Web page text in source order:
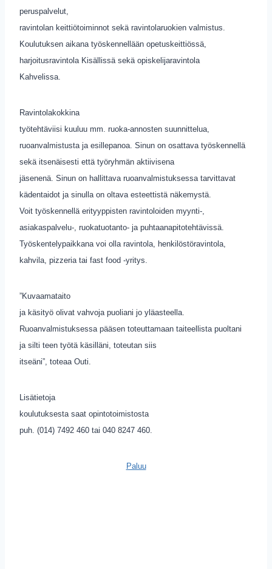
peruspalvelut,
ravintolan keittiötoiminnot sekä ravintolaruokien valmistus.
Koulutuksen aikana työskennellään opetuskeittiössä,
harjoitusravintola Kisällissä sekä opiskelijaravintola
Kahvelissa.
Ravintolakokkina
työtehtäviisi kuuluu mm. ruoka-annosten suunnittelua,
ruoanvalmistusta ja esillepanoa. Sinun on osattava työskennellä
sekä itsenäisesti että työryhmän aktiivisena
jäsenenä. Sinun on hallittava ruoanvalmistuksessa tarvittavat
kädentaidot ja sinulla on oltava esteettistä näkemystä.
Voit työskennellä erityyppisten ravintoloiden myynti-,
asiakaspalvelu-, ruokatuotanto- ja puhtaanapitotehtävissä.
Työskentelypaikkana voi olla ravintola, henkilöstöravintola,
kahvila, pizzeria tai fast food -yritys.
”Kuvaamataito
ja käsityö olivat vahvoja puoliani jo yläasteella.
Ruoanvalmistuksessa pääsen toteuttamaan taiteellista puoltani
ja silti teen työtä käsilläni, toteutan siis
itseäni”, toteaa Outi.
Lisätietoja
koulutuksesta saat opintotoimistosta
puh. (014) 7492 460 tai 040 8247 460.
Paluu